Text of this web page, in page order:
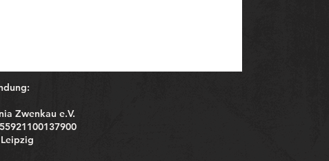
Zwenkau e.V.